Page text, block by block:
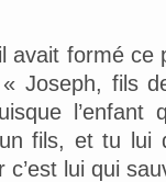
avait formé ce
Joseph, fils
fils, et tu lui
c’est lui qui